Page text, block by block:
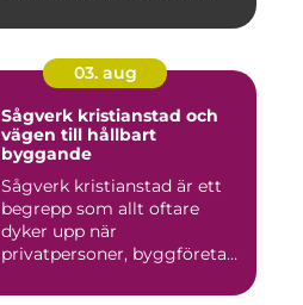
03. aug
Sågverk kristianstad och
vägen till hållbart
byggande
Sågverk kristianstad är ett
begrepp som allt oftare
dyker upp när
privatpersoner, byggföretag